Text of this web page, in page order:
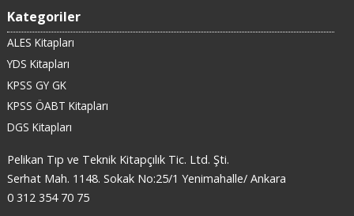
Kategoriler
ALES Kitapları
YDS Kitapları
KPSS GY GK
KPSS ÖABT Kitapları
DGS Kitapları
Pelikan Tıp ve Teknik Kitapçılık Tic. Ltd. Şti.
Serhat Mah. 1148. Sokak No:25/1 Yenimahalle/ Ankara
0 312 354 70 75